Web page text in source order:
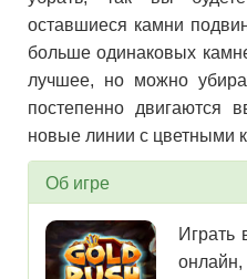
оставшиеся камни
больше одинаковых
лучшее, но можно
постепенно двигаются
новые линии с цветными
Об игре
Играть